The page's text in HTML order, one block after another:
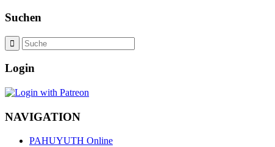
Suchen
Login
NAVIGATION
PAHUYUTH Online